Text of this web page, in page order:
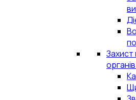
Захист